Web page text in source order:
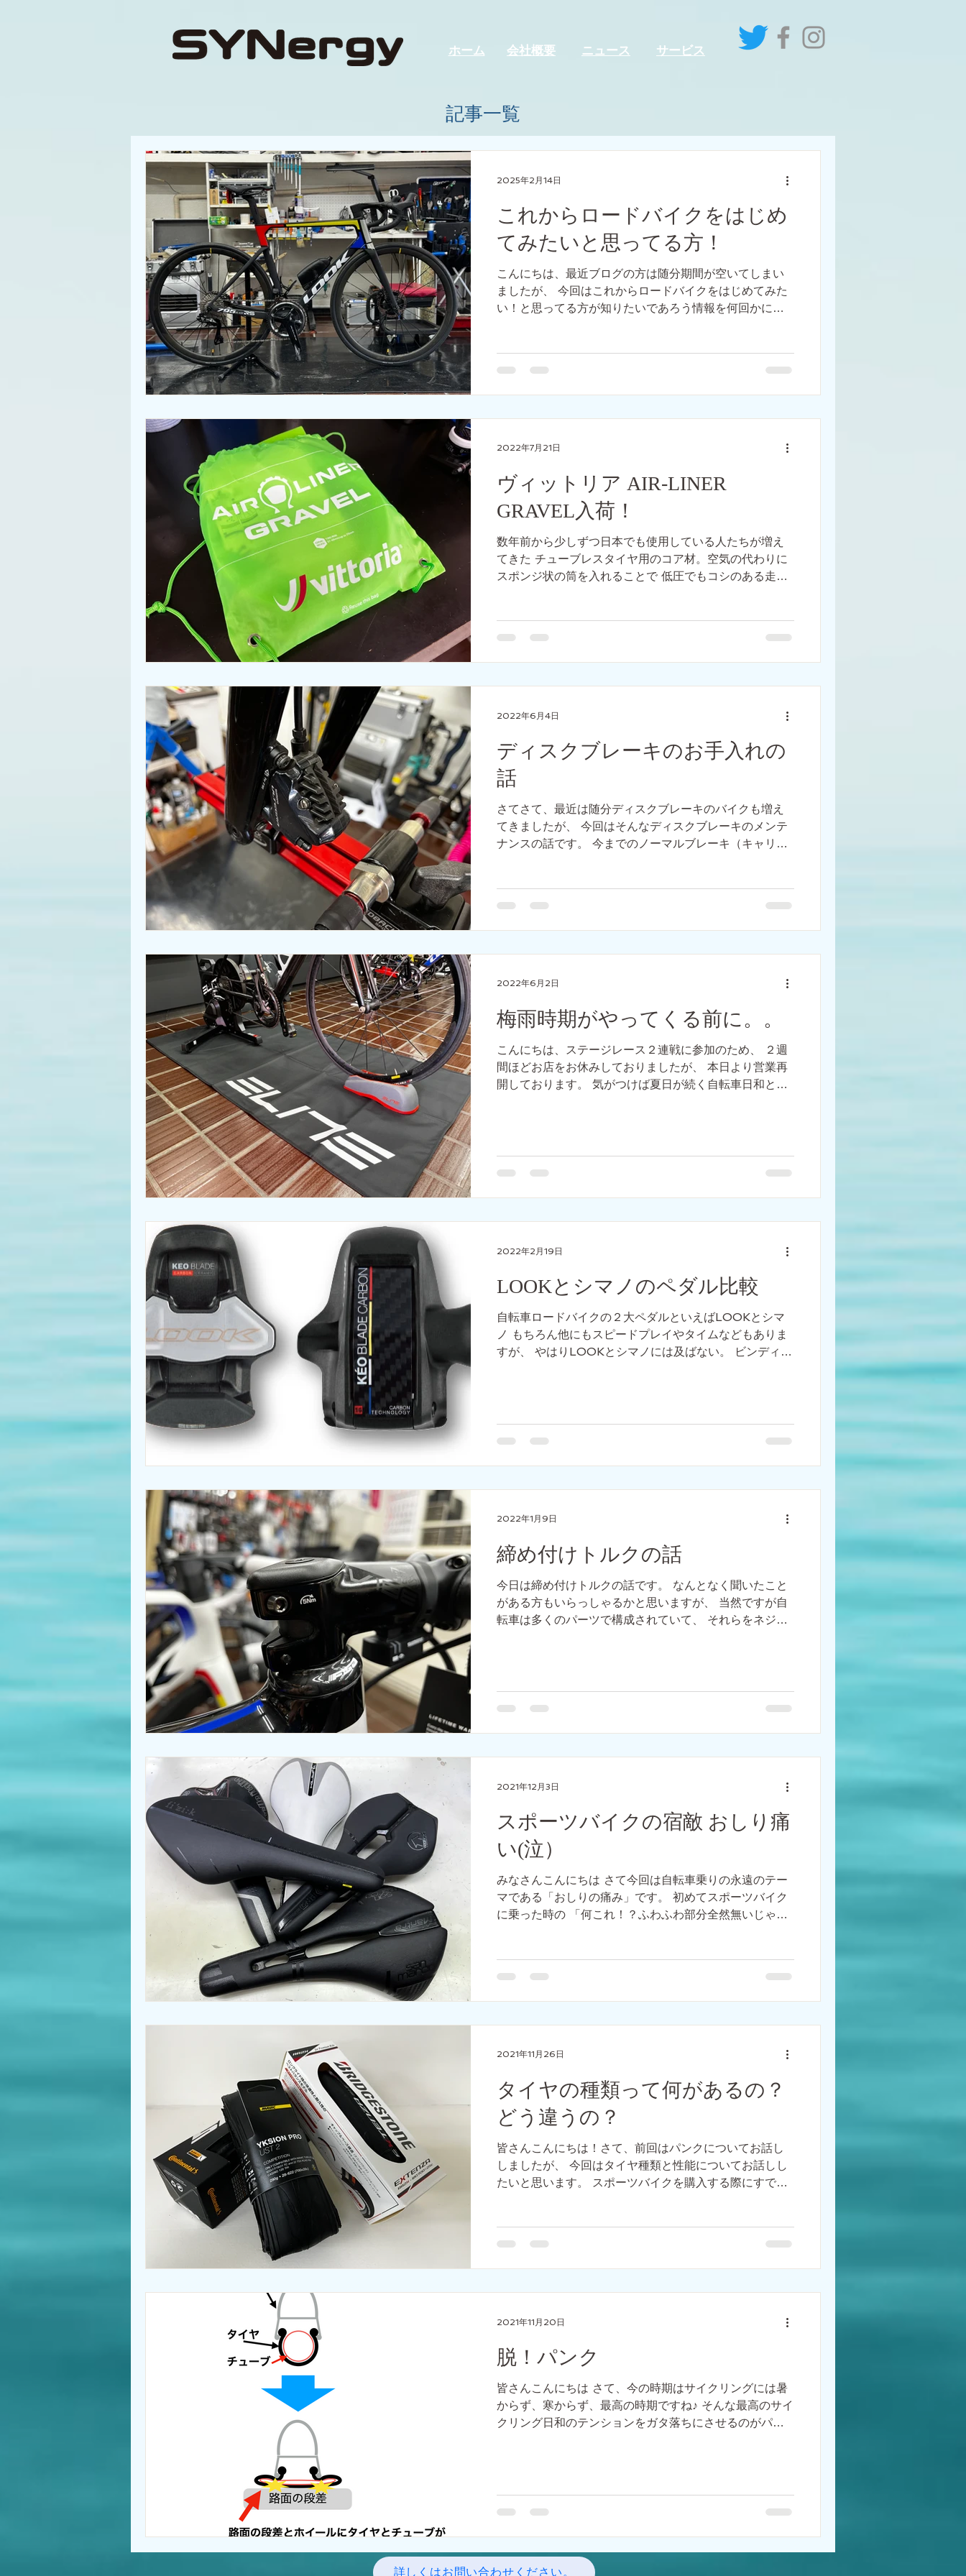
ホーム 会社概要 ニュース サービス
記事一覧
これからロードバイクをはじめ
てみたいと思ってる方！
こんにちは、最近ブログの方は随分期間が空いてしまい
ましたが、 今回はこれからロードバイクをはじめてみた
い！と思ってる方が知りたいであろう情報を何回かに分
2025年2月14日
ヴィットリア AIR-LINER
GRAVEL入荷！
数年前から少しずつ日本でも使用している人たちが増え
てきた チューブレスタイヤ用のコア材。空気の代わりに
スポンジ状の筒を入れることで 低圧でもコシのある走り
2022年7月21日
ディスクブレーキのお手入れの
話
さてさて、最近は随分ディスクブレーキのバイクも増え
てきましたが、 今回はそんなディスクブレーキのメンテ
ナンスの話です。 今までのノーマルブレーキ（キャリパ
2022年6月4日
梅雨時期がやってくる前に。。
こんにちは、ステージレース２連戦に参加のため、 ２週
間ほどお店をお休みしておりましたが、 本日より営業再
開しております。 気がつけば夏日が続く自転車日和とな
2022年6月2日
LOOKとシマノのペダル比較
自転車ロードバイクの２大ペダルといえばLOOKとシマ
ノ もちろん他にもスピードプレイやタイムなどもありま
すが、 やはりLOOKとシマノには及ばない。 ビンディン
2022年2月19日
締め付けトルクの話
今日は締め付けトルクの話です。 なんとなく聞いたこと
がある方もいらっしゃるかと思いますが、 当然ですが自
転車は多くのパーツで構成されていて、 それらをネジな
2022年1月9日
スポーツバイクの宿敵 おしり痛
い(泣）
みなさんこんにちは さて今回は自転車乗りの永遠のテー
マである「おしりの痛み」です。 初めてスポーツバイク
に乗った時の 「何これ！？ふわふわ部分全然無いじゃん
2021年12月3日
タイヤの種類って何があるの？
どう違うの？
皆さんこんにちは！さて、前回はパンクについてお話し
しましたが、 今回はタイヤ種類と性能についてお話しし
たいと思います。 スポーツバイクを購入する際にすでに
2021年11月26日
脱！パンク
皆さんこんにちは さて、今の時期はサイクリングには暑
からず、寒からず、最高の時期ですね♪ そんな最高のサイ
クリング日和のテンションをガタ落ちにさせるのがパン
2021年11月20日
詳しくはお問い合わせください。